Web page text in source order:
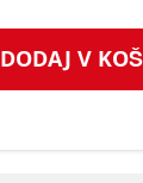
DODAJ V